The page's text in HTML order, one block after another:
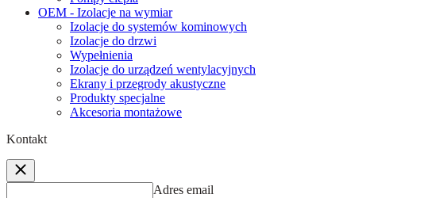
OEM - Izolacje na wymiar
Izolacje do systemów kominowych
Izolacje do drzwi
Wypełnienia
Izolacje do urządzeń wentylacyjnych
Ekrany i przegrody akustyczne
Produkty specjalne
Akcesoria montażowe
Kontakt
Adres email